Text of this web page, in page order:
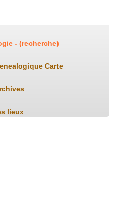
- (recherche)
Carte
lieux